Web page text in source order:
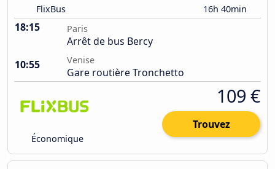
FlixBus 16h 40min
18:15 Paris
Arrêt de bus Bercy
10:55
Venise
Gare routière Tronchetto
Économique
109 €
Trouvez